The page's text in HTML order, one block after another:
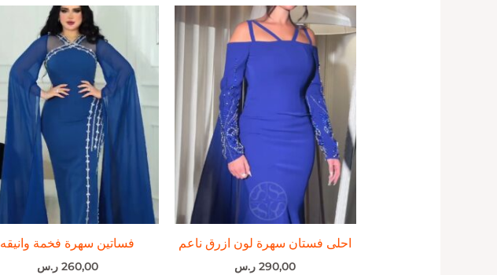
احلى فستان سهرة لون ازرق ناعم
290,00 ر.س
فساتين سهرة فخمة وانيقه
260,00 ر.س